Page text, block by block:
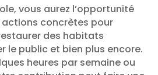
vous aurez l’opportunité
concrètes pour
des habitats
le public et bien plus encore.
heures par semaine ou